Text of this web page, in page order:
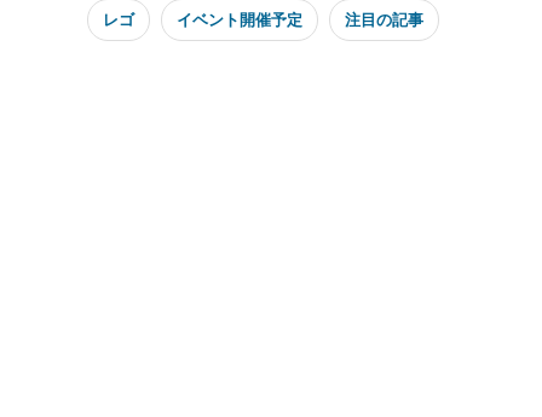
レゴ イベント開催予定 注目の記事